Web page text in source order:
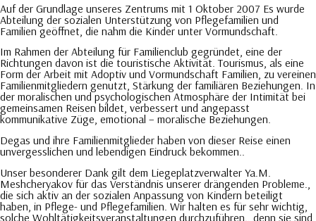
Auf der Grundlage unseres Zentrums mit 1 Oktober 2007 Es wurde
Abteilung der sozialen Unterstützung von Pflegefamilien und
Familien geöffnet, die nahm die Kinder unter Vormundschaft.
Im Rahmen der Abteilung für Familienclub gegründet, eine der
Richtungen davon ist die touristische Aktivität. Tourismus, als eine
Form der Arbeit mit Adoptiv und Vormundschaft Familien, zu vereinen
Familienmitgliedern genutzt, Stärkung der familiären Beziehungen. In
der moralischen und psychologischen Atmosphäre der Intimität bei
gemeinsamen Reisen bildet, verbessert und angepasst
kommunikative Züge, emotional – moralische Beziehungen.
Degas und ihre Familienmitglieder haben von dieser Reise einen
unvergesslichen und lebendigen Eindruck bekommen..
Unser besonderer Dank gilt dem Liegeplatzverwalter Ya.M.
Meshcheryakov für das Verständnis unserer drängenden Probleme.,
die sich aktiv an der sozialen Anpassung von Kindern beteiligt
haben, in Pflege- und Pflegefamilien. Wir halten es für sehr wichtig,
solche Wohltätigkeitsveranstaltungen durchzuführen., denn sie sind